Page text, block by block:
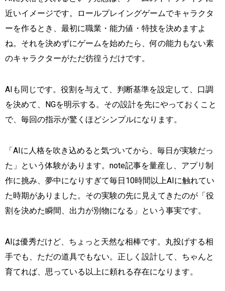
近いイメージです。ロールプレイングゲームでキャラクタ
ーを作るとき、最初に職業・能力値・特技を決めますよ
ね。それを決めずにゲームを始めたら、何の能力もない素
のキャラクターがただ彷徨うだけです。
AIも同じです。役割を与えて、判断基準を設定して、口調
を決めて、NGを明示する。その設計を先にやっておくこと
で、毎回の指示が驚くほどシンプルになります。
「AIに人格を吹き込めると気づいてから、毎日が実験だっ
た」という体験があります。note記事を量産し、アプリ制
作に挑み、夢中になりすぎて毎日10時間以上AIに触れてい
た時期がありました。その実験の先に見えてきたのが「役
割を決めた瞬間、出力が別物になる」という事実です。
AIは優秀だけど、ちょっと天然な相棒です。丸投げする相
手でも、ただの道具でもない。正しく設計して、ちゃんと
育てれば、思っている以上に頼れる存在になります。